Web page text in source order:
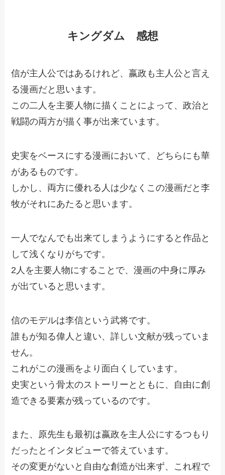
キングダム 感想
信が主人公ではあるけれど、嬴政も主人公と言え
る漫画だと思います。
この二人を主要人物に描くことによって、政治と
戦闘の両方が描く事が出来ています。
史実をベースにする漫画において、どちらにも華
があるものです。
しかし、両方に優れる人は少なくこの漫画だと李
牧がそれにあたると思います。
一人でなんでも出来てしまうようにすると作品と
して浅くなりがちです。
2人を主要人物にすることで、漫画の中身に厚み
が出ていると思います。
信のモデルは李信という武将です。
誰もが知る偉人と違い、詳しい文献が残っていま
せん。
これがこの漫画をより面白くしています。
史実という骨太のストーリーとともに、自由に創
造できる要素が残っているのです。
また、原先生も最初は嬴政を主人公にするつもり
だったとインタビューで答えています。
その変更がないと自由な創造が出来ず、これ程で